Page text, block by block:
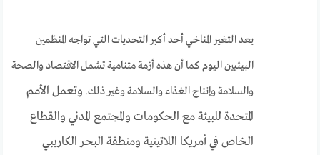
يعد التغير المناخي أحد أكبر التحديات التي تواجه المنظمين
البيئيين اليوم كما أن هذه أزمة متنامية تشمل الاقتصاد والصحة
والسلامة وإنتاج الغذاء والسلامة وغير ذلك. وتعمل الأمم
المتحدة للبيئة مع الحكومات والمجتمع المدني والقطاع
الخاص في أمريكا اللاتينية ومنطقة البحر الكاريبي